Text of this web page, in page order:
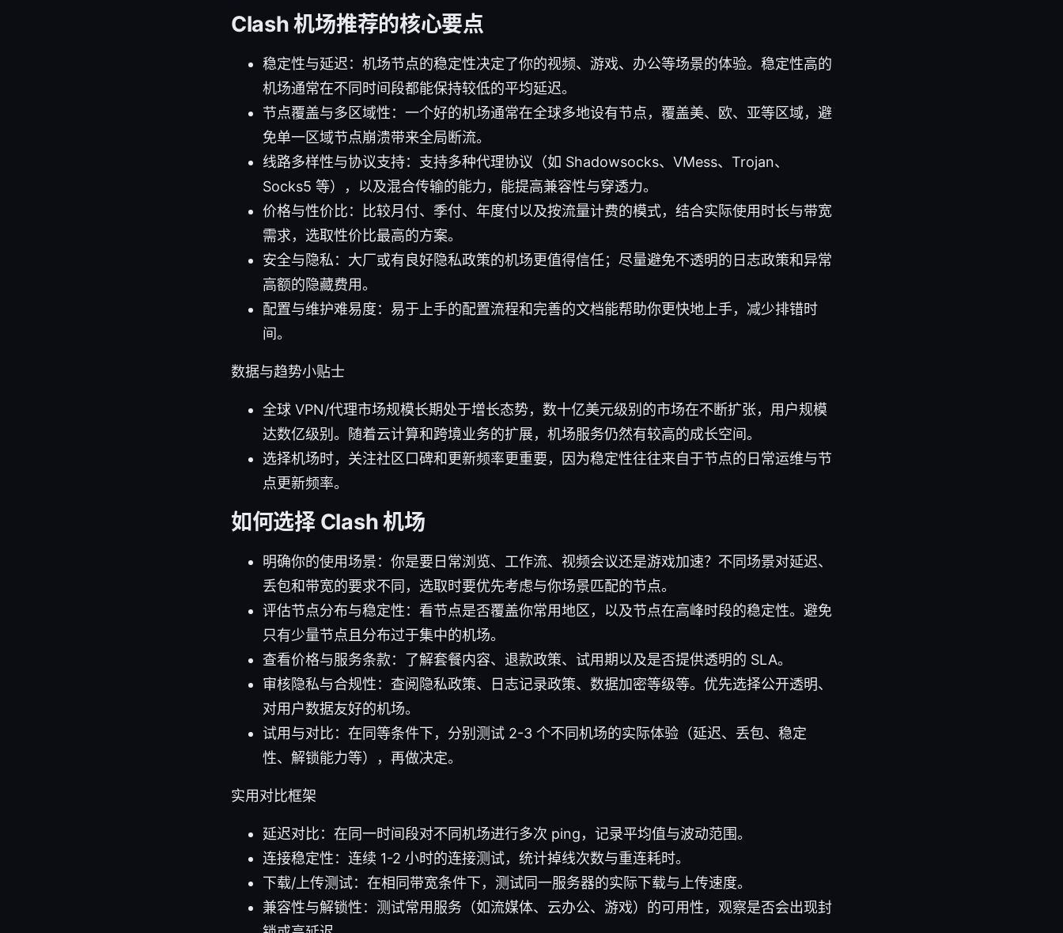
Clash 机场推荐的核心要点
稳定性与延迟：机场节点的稳定性决定了你的视频、游戏、办公等场景的体验。稳定性高的
机场通常在不同时间段都能保持较低的平均延迟。
节点覆盖与多区域性：一个好的机场通常在全球多地设有节点，覆盖美、欧、亚等区域，避
免单一区域节点崩溃带来全局断流。
线路多样性与协议支持：支持多种代理协议（如 Shadowsocks、VMess、Trojan、
Socks5 等），以及混合传输的能力，能提高兼容性与穿透力。
价格与性价比：比较月付、季付、年度付以及按流量计费的模式，结合实际使用时长与带宽
需求，选取性价比最高的方案。
安全与隐私：大厂或有良好隐私政策的机场更值得信任；尽量避免不透明的日志政策和异常
高额的隐藏费用。
配置与维护难易度：易于上手的配置流程和完善的文档能帮助你更快地上手，减少排错时
间。
数据与趋势小贴士
全球 VPN/代理市场规模长期处于增长态势，数十亿美元级别的市场在不断扩张，用户规模
达数亿级别。随着云计算和跨境业务的扩展，机场服务仍然有较高的成长空间。
选择机场时，关注社区口碑和更新频率更重要，因为稳定性往往来自于节点的日常运维与节
点更新频率。
如何选择 Clash 机场
明确你的使用场景：你是要日常浏览、工作流、视频会议还是游戏加速？不同场景对延迟、
丢包和带宽的要求不同，选取时要优先考虑与你场景匹配的节点。
评估节点分布与稳定性：看节点是否覆盖你常用地区，以及节点在高峰时段的稳定性。避免
只有少量节点且分布过于集中的机场。
查看价格与服务条款：了解套餐内容、退款政策、试用期以及是否提供透明的 SLA。
审核隐私与合规性：查阅隐私政策、日志记录政策、数据加密等级等。优先选择公开透明、
对用户数据友好的机场。
试用与对比：在同等条件下，分别测试 2-3 个不同机场的实际体验（延迟、丢包、稳定
性、解锁能力等），再做决定。
实用对比框架
延迟对比：在同一时间段对不同机场进行多次 ping，记录平均值与波动范围。
连接稳定性：连续 1-2 小时的连接测试，统计掉线次数与重连耗时。
下载/上传测试：在相同带宽条件下，测试同一服务器的实际下载与上传速度。
兼容性与解锁性：测试常用服务（如流媒体、云办公、游戏）的可用性，观察是否会出现封